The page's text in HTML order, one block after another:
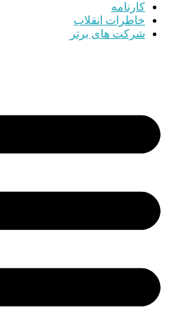
کارنامه
خاطرات انقلاب
شرکت های برتر